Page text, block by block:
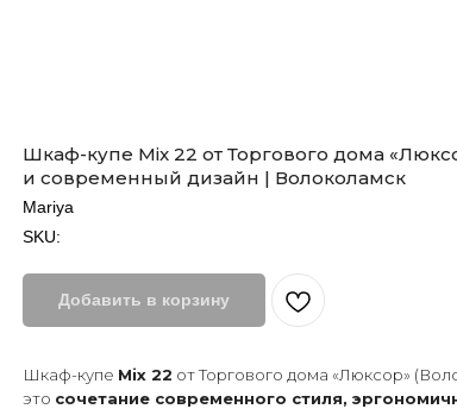
Шкаф-купе Mix 22 от Торгового дома
и современный дизайн | Волоколамск
Mariya
SKU:
Добавить в корзину
Шкаф-купе Mix 22 от Торгового дома «Люксор»
это сочетание современного стиля,